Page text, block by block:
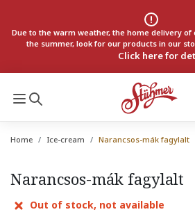
Due to the warm weather, the home delivery of
the summer, look for our products in our
Click here for
Home Ice-cream Narancsos-mák fagylalt
Narancsos-mák fagylalt
Out of stock, not available